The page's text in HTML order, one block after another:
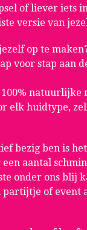
of liever iets
versie van
op te
voor stap aan
natuurlijke
elk huidtype,
bezig ben is
aantal
onder ons blij
partijtje of event